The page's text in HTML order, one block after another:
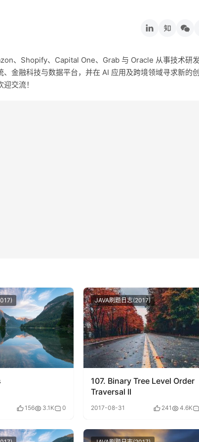
、Shopify、Capital One、Grab 与 Oracle 从事技术研发
金融科技与数据平台，并在 AI 应用及跨境领域寻求新的
交流！
156 3.1K 0
JAVA刷题日志(2017)
107. Binary Tree Level Order
Traversal II
2017-08-31 241 4.6K